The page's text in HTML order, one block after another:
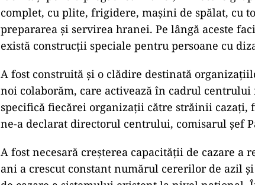
complet, cu plite, frigidere, mașini de spălat, cu
prepararea și servirea hranei. Pe lângă aceste
există construcții speciale pentru persoane cu
A fost construită și o clădire destinată
noi colaborăm, care activează în cadrul centrului
specifică fiecărei organizații către străinii cazați,
ne-a declarat directorul centrului, comisarul șef
A fost necesară creșterea capacității de cazare
ani a crescut constant numărul cererilor de azil